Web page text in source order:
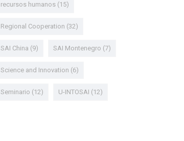
recursos humanos(15)
Regional Cooperation (32)
SAI China (9) SAI Montenegro (7)
Science and Innovation (6)
Seminario (12) U-INTOSAI (12)